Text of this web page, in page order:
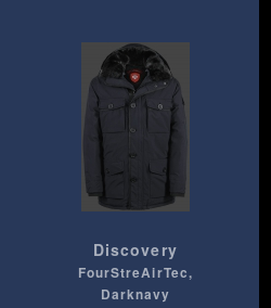
Discovery
FourStreAirTec,
Darknavy